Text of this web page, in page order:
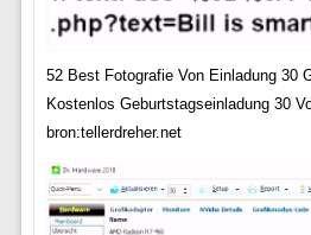
52 Best Fotografie Von Einladung 30
Kostenlos Geburtstagseinladung 30
bron:tellerdreher.net